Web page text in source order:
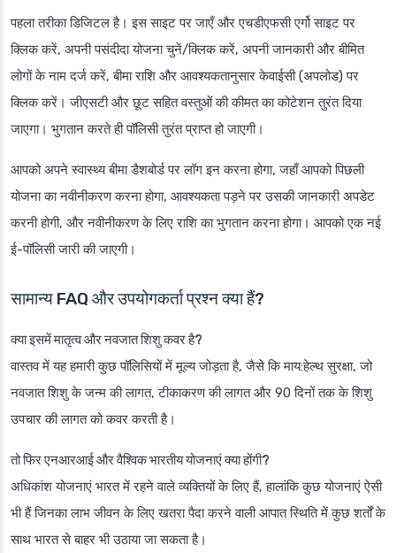
पहला तरीका डिजिटल है। इस साइट पर जाएँ और एचडीएफसी एर्गो साइट पर
क्लिक करें, अपनी पसंदीदा योजना चुनें/क्लिक करें, अपनी जानकारी और बीमित
लोगों के नाम दर्ज करें, बीमा राशि और आवश्यकतानुसार केवाईसी (अपलोड) पर
क्लिक करें। जीएसटी और छूट सहित वस्तुओं की कीमत का कोटेशन तुरंत दिया
जाएगा। भुगतान करते ही पॉलिसी तुरंत प्राप्त हो जाएगी।
आपको अपने स्वास्थ्य बीमा डैशबोर्ड पर लॉग इन करना होगा, जहाँ आपको पिछली
योजना का नवीनीकरण करना होगा, आवश्यकता पड़ने पर उसकी जानकारी अपडेट
करनी होगी, और नवीनीकरण के लिए राशि का भुगतान करना होगा। आपको एक नई
ई-पॉलिसी जारी की जाएगी।
सामान्य FAQ और उपयोगकर्ता प्रश्न क्या हैं?
क्या इसमें मातृत्व और नवजात शिशु कवर है?
वास्तव में यह हमारी कुछ पॉलिसियों में मूल्य जोड़ता है, जैसे कि माय:हेल्थ सुरक्षा, जो
नवजात शिशु के जन्म की लागत, टीकाकरण की लागत और 90 दिनों तक के शिशु
उपचार की लागत को कवर करती है।
तो फिर एनआरआई और वैश्विक भारतीय योजनाएं क्या होंगी?
अधिकांश योजनाएं भारत में रहने वाले व्यक्तियों के लिए हैं, हालांकि कुछ योजनाएं ऐसी
भी हैं जिनका लाभ जीवन के लिए खतरा पैदा करने वाली आपात स्थिति में कुछ शर्तों के
साथ भारत से बाहर भी उठाया जा सकता है।